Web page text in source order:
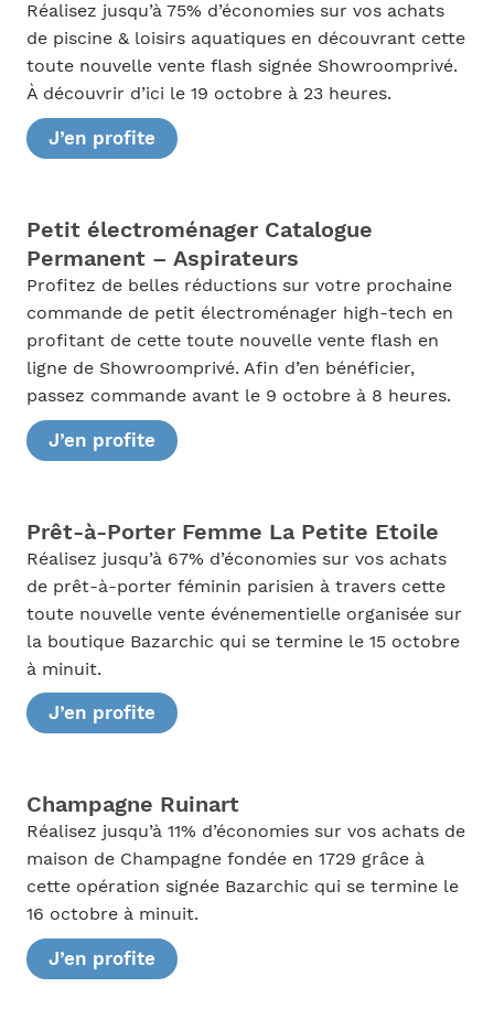
Réalisez jusqu’à 75% d’économies sur vos achats
de piscine & loisirs aquatiques en découvrant cette
toute nouvelle vente flash signée Showroomprivé.
À découvrir d’ici le 19 octobre à 23 heures.
J’en profite
Petit électroménager Catalogue
Permanent – Aspirateurs
Profitez de belles réductions sur votre prochaine
commande de petit électroménager high-tech en
profitant de cette toute nouvelle vente flash en
ligne de Showroomprivé. Afin d’en bénéficier,
passez commande avant le 9 octobre à 8 heures.
J’en profite
Prêt-à-Porter Femme La Petite Etoile
Réalisez jusqu’à 67% d’économies sur vos achats
de prêt-à-porter féminin parisien à travers cette
toute nouvelle vente événementielle organisée sur
la boutique Bazarchic qui se termine le 15 octobre
à minuit.
J’en profite
Champagne Ruinart
Réalisez jusqu’à 11% d’économies sur vos achats de
maison de Champagne fondée en 1729 grâce à
cette opération signée Bazarchic qui se termine le
16 octobre à minuit.
J’en profite